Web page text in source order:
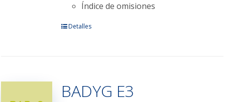
Índice de omisiones
Este
Las
opciones
Detalles
BADYG E3